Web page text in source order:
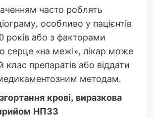
часто роблять
особливо у пацієнтів
років або з факторами
серце «на межі», лікар може
клас препаратів або віддати
методам.
крові, виразкова
НПЗЗ